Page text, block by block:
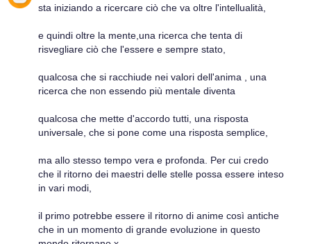
sta iniziando a ricercare ciò che va oltre l'intellualità,
e quindi oltre la mente,una ricerca che tenta di
risvegliare ciò che l'essere e sempre stato,
qualcosa che si racchiude nei valori dell'anima , una
ricerca che non essendo più mentale diventa
qualcosa che mette d'accordo tutti, una risposta
universale, che si pone come una risposta semplice,
ma allo stesso tempo vera e profonda. Per cui credo
che il ritorno dei maestri delle stelle possa essere inteso
in vari modi,
il primo potrebbe essere il ritorno di anime così antiche
che in un momento di grande evoluzione in questo